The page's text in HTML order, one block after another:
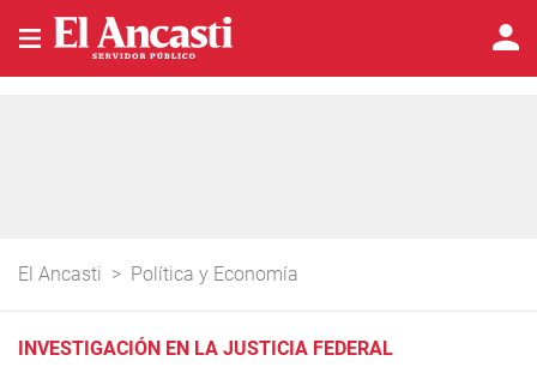
El Ancasti > Política y Economía
INVESTIGACIÓN EN LA JUSTICIA FEDERAL